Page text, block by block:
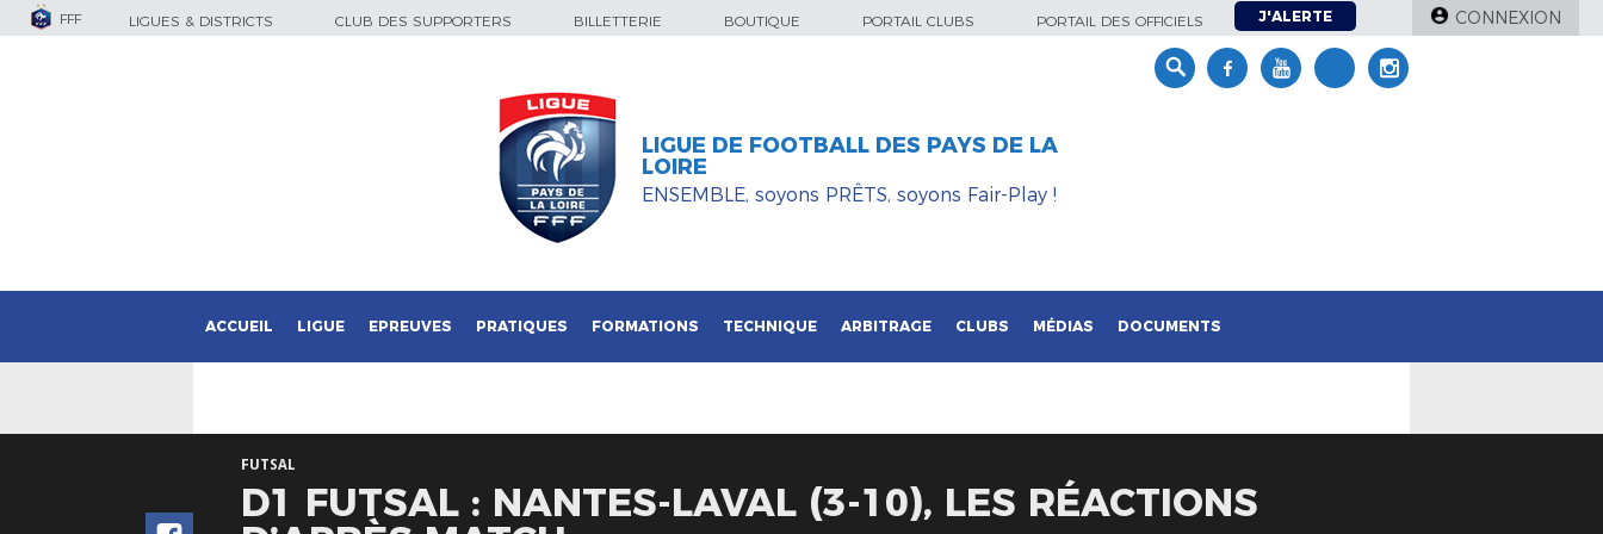
FFF LIGUES & DISTRICTS CLUB DES SUPPORTERS BILLETTERIE BOUTIQUE PORTAIL CLUBS PORTAIL DES OFFICIELS J'ALERTE CONNEXION
LIGUE DE FOOTBALL DES PAYS DE LA
LOIRE
ENSEMBLE, soyons PRÊTS, soyons Fair-Play !
ACCUEIL LIGUE EPREUVES PRATIQUES FORMATIONS TECHNIQUE ARBITRAGE CLUBS MÉDIAS DOCUMENTS
FUTSAL
D1 FUTSAL : NANTES-LAVAL (3-10), LES RÉACTIONS